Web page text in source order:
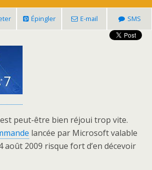
Épingler E-mail SMS
peut-être bien réjoui trop vite.
lancée par Microsoft valable
août 2009 risque fort d’en décevoir